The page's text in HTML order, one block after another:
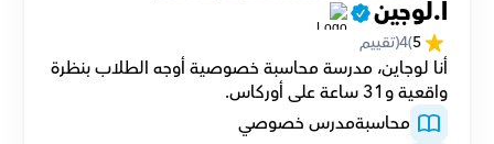
أ.لوجين
5
(
4(تقييم
واقعية و31 ساعة على أوركاس.
محاسبةمدرس خصوصي